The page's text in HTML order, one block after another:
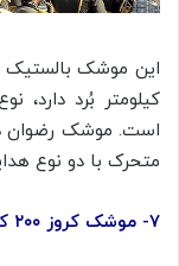
این موشک بالستیک
کیلومتر بُرد دارد،
است. موشک رضوان
متحرک با دو نوع
۷- موشک کروز ۲۰۰ کیلومتری حیدر رونمایی شد